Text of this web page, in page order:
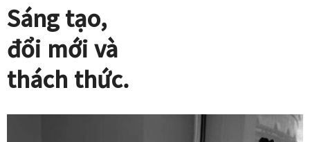
Sáng tạo,
đổi mới và
thách thức.